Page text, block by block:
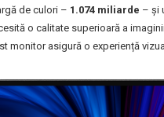
de culori – 1.074 miliarde – și
o calitate superioară a
monitor asigură o experiență